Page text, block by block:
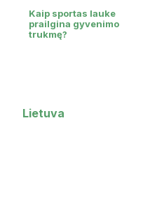
Kaip sportas lauke
prailgina gyvenimo
trukmę?
Lietuva